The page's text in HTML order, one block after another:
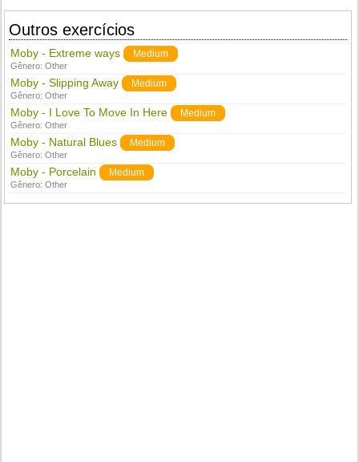
Outros exercícios
Moby - Extreme ways Medium
Gênero:Other
Moby - Slipping Away Medium
Gênero:Other
Moby - I Love To Move In Here Medium
Gênero:Other
Moby - Natural Blues Medium
Gênero:Other
Moby - Porcelain Medium
Gênero:Other